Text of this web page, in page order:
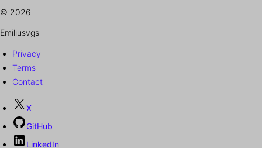
© 2026
Emiliusvgs
Privacy
Terms
Contact
X
GitHub
LinkedIn